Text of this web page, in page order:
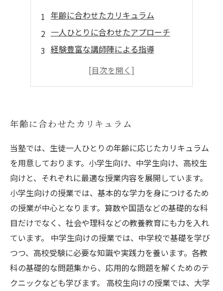
年齢に合わせたカリキュラム
一人ひとりに合わせたアプローチ
経験豊富な講師陣による指導
効果的な学習方法のアドバイス
年齢に合わせたカリキュラム
当塾では、生徒一人ひとりの年齢に応じたカリキュラム
を用意しております。小学生向け、中学生向け、高校生
向けと、それぞれに最適な授業内容を展開しています。
小学生向けの授業では、基本的な学力を身につけるため
の授業が中心となります。算数や国語などの基礎的な科
目だけでなく、社会や理科などの教養教育にも力を入れ
ています。 中学生向けの授業では、中学校で基礎を学び
つつ、高校受験に必要な知識や実践力を養います。各教
科の基礎的な問題集から、応用的な問題を解くためのテ
クニックなども学びます。 高校生向けの授業では、大学